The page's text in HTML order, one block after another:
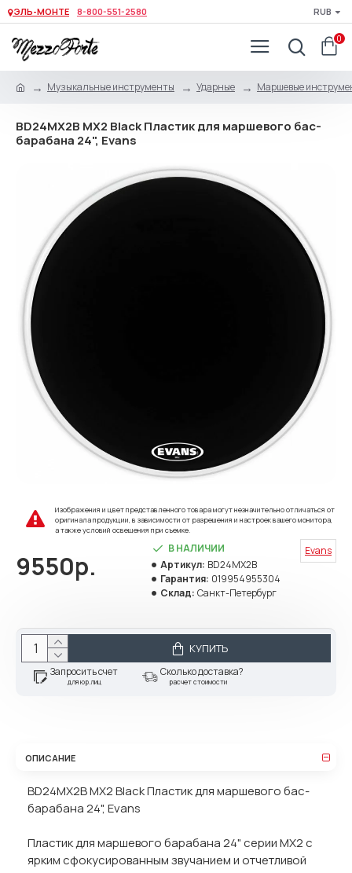
ЭЛЬ-МОНТЕ 8-800-551-2580 RUB
0
Музыкальные инструменты Ударные Маршевые
BD24MX2B MX2 Black Пластик для маршевого бас-
барабана 24", Evans
Изображения и цвет представленного товара могут незначительно отличаться от
оригинала продукции, в зависимости от разрешения и настроек вашего монитора,
а также условий освещения при съемке.
9550р.
В НАЛИЧИИ
Артикул: BD24MX2B
Гарантия: 019954955304
Склад: Санкт-Петербург
Evans
КУПИТЬ
Запросить счет
для юр.лиц
Сколько доставка?
расчет стоимости
ОПИСАНИЕ
BD24MX2B MX2 Black Пластик для маршевого бас-
барабана 24", Evans
Пластик для маршевого барабана 24" серии MX2 с
ярким сфокусированным звучанием и отчетливой